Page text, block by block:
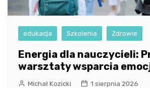
edukacja Szkolenia Zdrowie
Energia dla nauczycieli:
warsztaty wsparcia
Michał Kozicki 1 sierpnia 2026